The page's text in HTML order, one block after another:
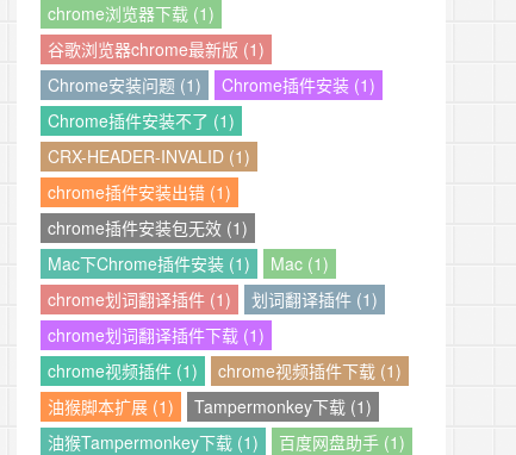
chrome浏览器下载 (1)
谷歌浏览器chrome最新版 (1)
Chrome安装问题 (1)
Chrome插件安装 (1)
Chrome插件安装不了 (1)
CRX-HEADER-INVALID (1)
chrome插件安装出错 (1)
chrome插件安装包无效 (1)
Mac下Chrome插件安装 (1)
Mac (1)
chrome划词翻译插件 (1)
划词翻译插件 (1)
chrome划词翻译插件下载 (1)
chrome视频插件 (1)
chrome视频插件下载 (1)
油猴脚本扩展 (1)
Tampermonkey下载 (1)
油猴Tampermonkey下载 (1)
百度网盘助手 (1)